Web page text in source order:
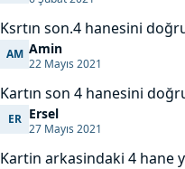
Ksrtın son.4 hanesini
AMAmin
Amin
22 Mayıs 2021
Kartın son 4 hanesini
ER
Ersel
Ersel
27 Mayıs 2021
Kartin arkasindaki 4 hane